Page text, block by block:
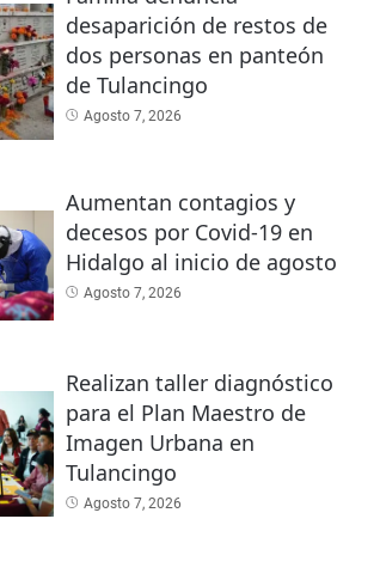
desaparición de restos de
dos personas en panteón
de Tulancingo
Agosto 7, 2026
Aumentan contagios y
decesos por Covid-19 en
Hidalgo al inicio de agosto
Agosto 7, 2026
Realizan taller diagnóstico
para el Plan Maestro de
Imagen Urbana en
Tulancingo
Agosto 7, 2026